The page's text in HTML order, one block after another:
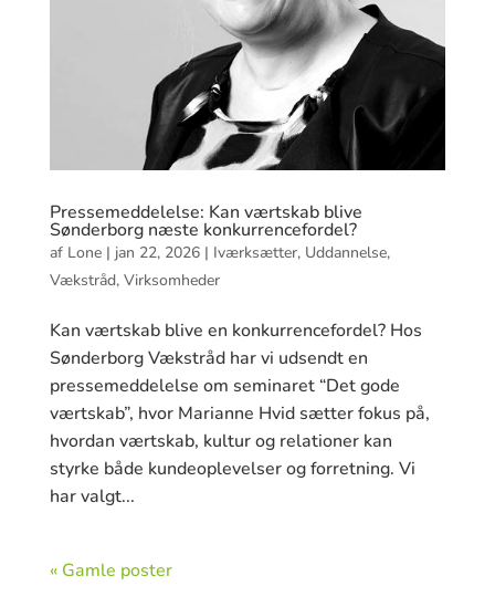
Pressemeddelelse: Kan værtskab blive
Sønderborg næste konkurrencefordel?
af Lone| jan 22, 2026| Iværksætter, Uddannelse,
Vækstråd, Virksomheder
Kan værtskab blive en konkurrencefordel? Hos
Sønderborg Vækstråd har vi udsendt en
pressemeddelelse om seminaret “Det gode
værtskab”, hvor Marianne Hvid sætter fokus på,
hvordan værtskab, kultur og relationer kan
styrke både kundeoplevelser og forretning. Vi
har valgt...
« Gamle poster